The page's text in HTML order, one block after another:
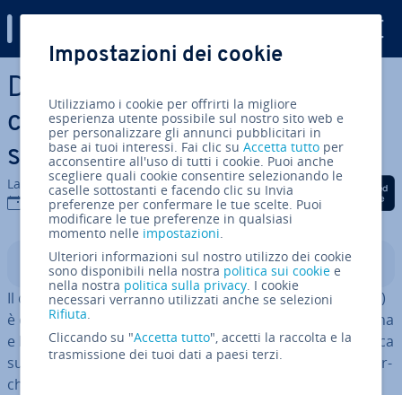
Vai al contenuto prin­ci­pa­le
Di­stri­bu­ted computing:
calcolo di­stri­bui­to per in­fra­
strut­tu­re digitali ef­fi­cien­ti
La redazione di IONOS
13 ott 2020
Condividi via Facebook
Condividi via Twitter
Condividi via
Indice
Il di­stri­bu­ted computing (in italiano “calcolo di­stri­bui­to”)
è ormai parte in­te­gran­te nell’ambito della vita quo­ti­dia­na
e la­vo­ra­ti­va. Chi naviga in Internet ed effettua una ricerca
su Google utilizza proprio il di­stri­bu­ted computing. Le ar­
chi­tet­tu­re di sistema di­stri­bui­te ca­rat­te­riz­za­no anche
Impostazioni dei cookie
Utilizziamo i cookie per offrirti la migliore
esperienza utente possibile sul nostro sito web e
per personalizzare gli annunci pubblicitari in
base ai tuoi interessi. Fai clic suAccetta tutto per
acconsentire all'uso di tutti i cookie. Puoi anche
scegliere quali cookie consentire selezionando le
caselle sottostanti e facendo clic su Invia
preferenze per confermare le tue scelte. Puoi
modificare le tue preferenze in qualsiasi
momento nelle impostazioni.
Ulteriori informazioni sul nostro utilizzo dei cookie
sono disponibili nella nostra politica sui cookie e
nella nostra politica sulla privacy. I cookie
necessari verranno utilizzati anche se selezioni
Rifiuta.
Cliccando su "Accetta tutto", accetti la raccolta e la
trasmissione dei tuoi dati a paesi terzi.